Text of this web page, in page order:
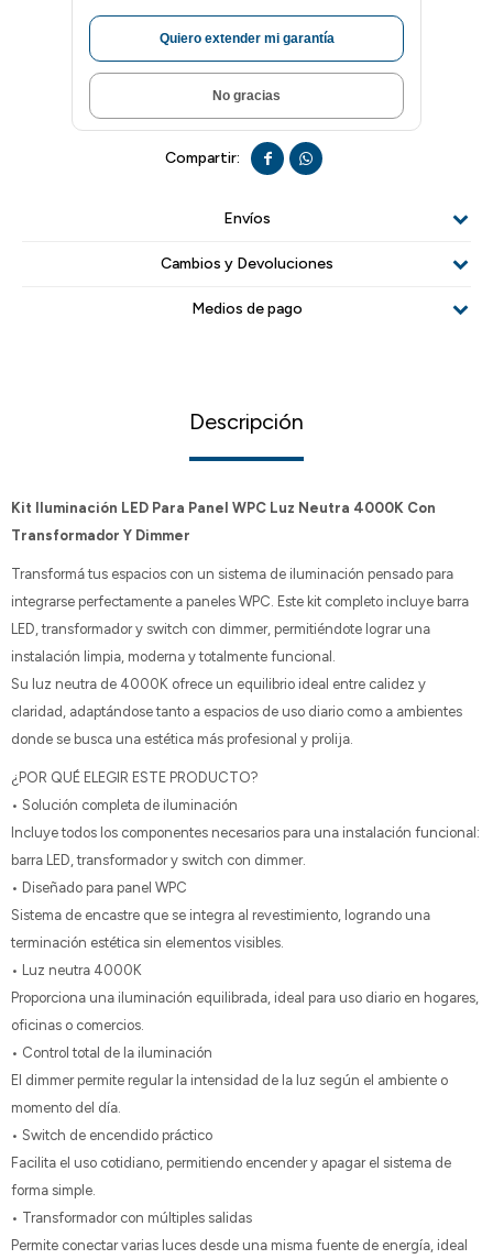
Quiero extender mi garantía
No gracias
 
Envíos
Cambios y Devoluciones
Medios de pago
Descripción
Kit Iluminación LED Para Panel WPC Luz Neutra 4000K Con
Transformador Y Dimmer
Transformá tus espacios con un sistema de iluminación pensado para
integrarse perfectamente a paneles WPC. Este kit completo incluye barra
LED, transformador y switch con dimmer, permitiéndote lograr una
instalación limpia, moderna y totalmente funcional.
Su luz neutra de 4000K ofrece un equilibrio ideal entre calidez y
claridad, adaptándose tanto a espacios de uso diario como a ambientes
donde se busca una estética más profesional y prolija.
¿POR QUÉ ELEGIR ESTE PRODUCTO?
• Solución completa de iluminación
Incluye todos los componentes necesarios para una instalación funcional:
barra LED, transformador y switch con dimmer.
• Diseñado para panel WPC
Sistema de encastre que se integra al revestimiento, logrando una
terminación estética sin elementos visibles.
• Luz neutra 4000K
Proporciona una iluminación equilibrada, ideal para uso diario en hogares,
oficinas o comercios.
• Control total de la iluminación
El dimmer permite regular la intensidad de la luz según el ambiente o
momento del día.
• Switch de encendido práctico
Facilita el uso cotidiano, permitiendo encender y apagar el sistema de
forma simple.
• Transformador con múltiples salidas
Permite conectar varias luces desde una misma fuente de energía, ideal